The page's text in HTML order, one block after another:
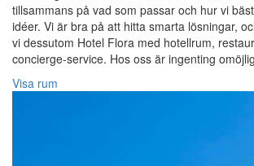
tillsammans på vad som passar och hur vi
idéer. Vi är bra på att hitta smarta lösningar,
vi dessutom Hotel Flora med hotellrum,
concierge-service. Hos oss är ingenting
Visa rum